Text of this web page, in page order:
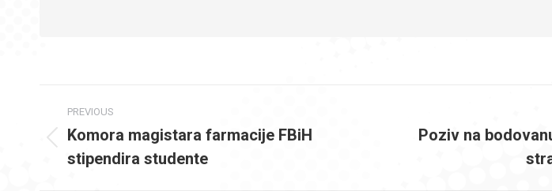
Post
navigation
PREVIOUS
post:
Komora magistara farmacije FBiH
stipendira studente
Poziv na